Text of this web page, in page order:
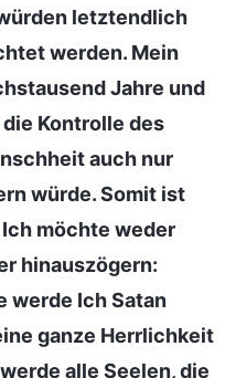
letztendlich
werden. Mein
Jahre und
Kontrolle des
auch nur
würde. Somit ist
möchte weder
hinauszögern:
werde Ich Satan
ganze Herrlichkeit
alle Seelen, die